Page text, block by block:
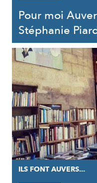
Pour moi
Stéphanie
ILS FONT AUVERS...